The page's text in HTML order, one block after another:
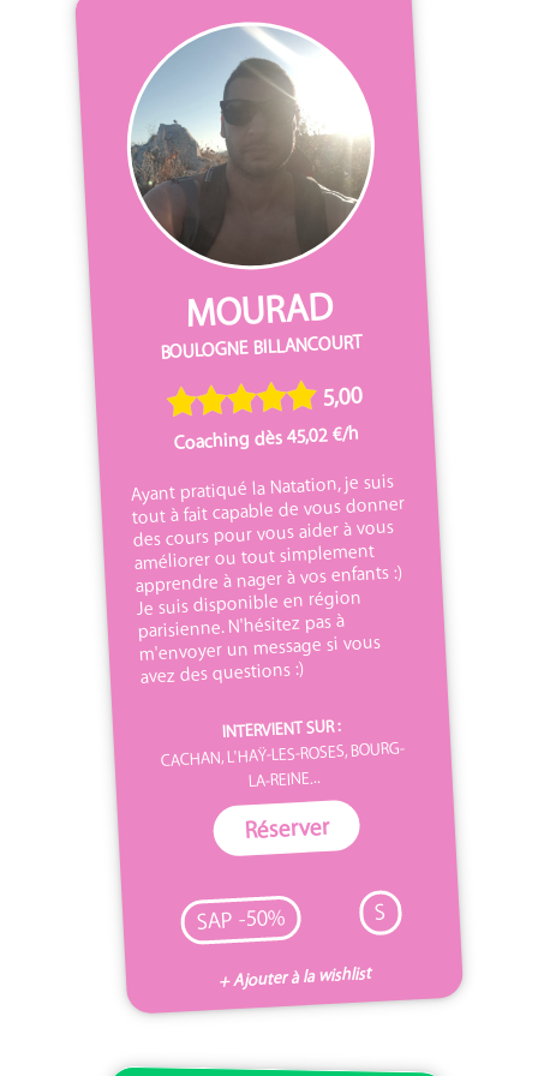
MOURAD
BOULOGNE BILLANCOURT
5,00
Coaching dès 45,02 €/h
Ayant pratiqué la Natation, je suis
tout à fait capable de vous donner
des cours pour vous aider à vous
améliorer ou tout simplement
apprendre à nager à vos enfants :)
Je suis disponible en région
parisienne. N'hésitez pas à
m'envoyer un message si vous
avez des questions :)
INTERVIENT SUR :
CACHAN, L'HAŸ-LES-ROSES, BOURG-
LA-REINE...
Réserver
SAP -50% S
+ Ajouter à la wishlist